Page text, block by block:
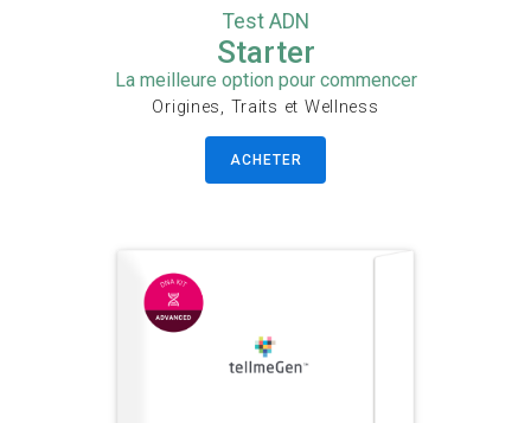
Test ADN
Starter
La meilleure option pour commencer
Origines, Traits et Wellness
ACHETER